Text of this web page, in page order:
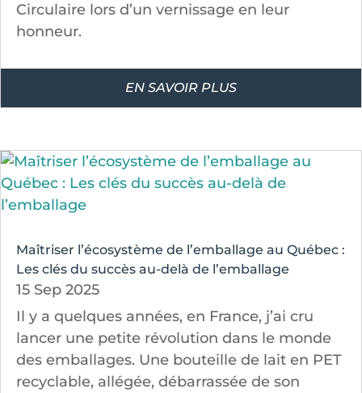
Circulaire lors d’un vernissage en leur
honneur.
EN SAVOIR PLUS
Maîtriser l’écosystème de l’emballage au Québec :
Les clés du succès au-delà de l’emballage
15 Sep 2025
Il y a quelques années, en France, j’ai cru
lancer une petite révolution dans le monde
des emballages. Une bouteille de lait en PET
recyclable, allégée, débarrassée de son